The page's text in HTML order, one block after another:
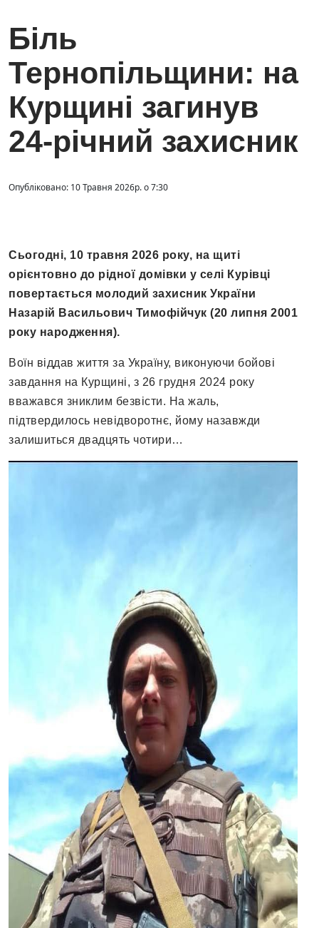
Біль
Тернопільщини: на
Курщині загинув
24-річний захисник
Опубліковано: 10 Травня 2026р. о 7:30
Сьогодні, 10 травня 2026 року, на щиті
орієнтовно до рідної домівки у селі Курівці
повертається молодий захисник України
Назарій Васильович Тимофійчук (20 липня 2001
року народження).
Воїн віддав життя за Україну, виконуючи бойові
завдання на Курщині, з 26 грудня 2024 року
вважався зниклим безвісти. На жаль,
підтвердилось невідворотнє, йому назавжди
залишиться двадцять чотири…